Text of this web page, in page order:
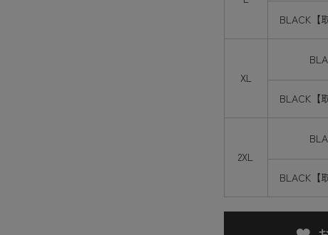
BLACK【
XL
BLACK【
2XL
BLACK【